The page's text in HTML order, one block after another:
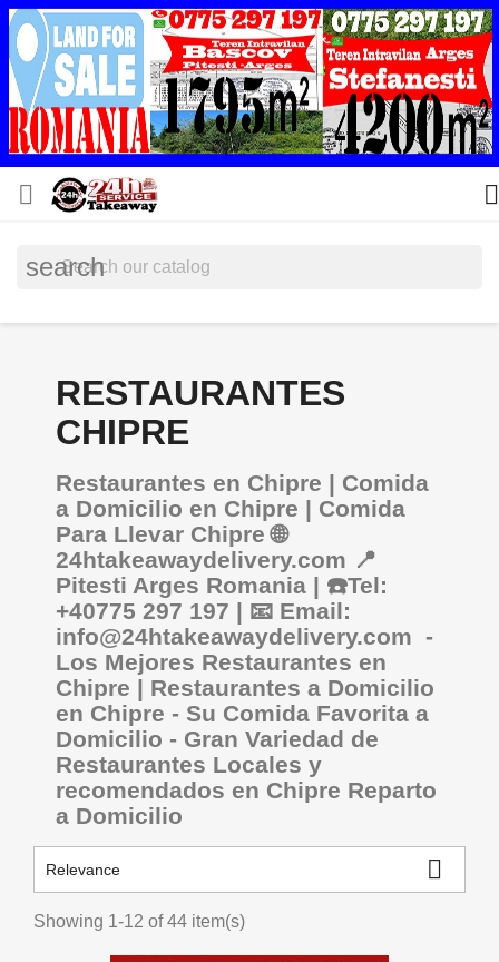
 
search
RESTAURANTES
CHIPRE
Restaurantes en Chipre | Comida
a Domicilio en Chipre | Comida
Para Llevar Chipre 🌐
24htakeawaydelivery.com 📍
Pitesti Arges Romania | ☎️Tel:
+40775 297 197 | 📧 Email:
info@24htakeawaydelivery.com -
Los Mejores Restaurantes en
Chipre | Restaurantes a Domicilio
en Chipre - Su Comida Favorita a
Domicilio - Gran Variedad de
Restaurantes Locales y
recomendados en Chipre Reparto
a Domicilio
Relevance 
Showing 1-12 of 44 item(s)